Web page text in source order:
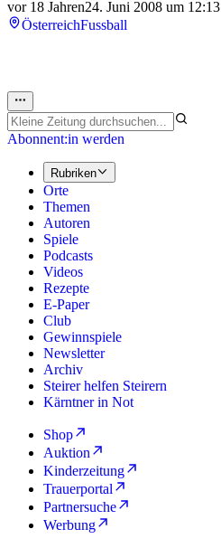
vor 18 Jahren24. Juni 2008 um 12:13
ÖsterreichFussball
Abonnent:in werden
Rubriken
Orte
Themen
Autoren
Spiele
Podcasts
Videos
Rezepte
E-Paper
Club
Gewinnspiele
Newsletter
Archiv
Steirer helfen Steirern
Kärntner in Not
Shop
Auktion
Kinderzeitung
Trauerportal
Partnersuche
Werbung